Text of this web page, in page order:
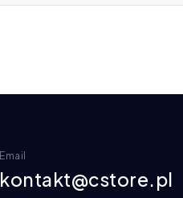
Email
kontakt@cstore.pl